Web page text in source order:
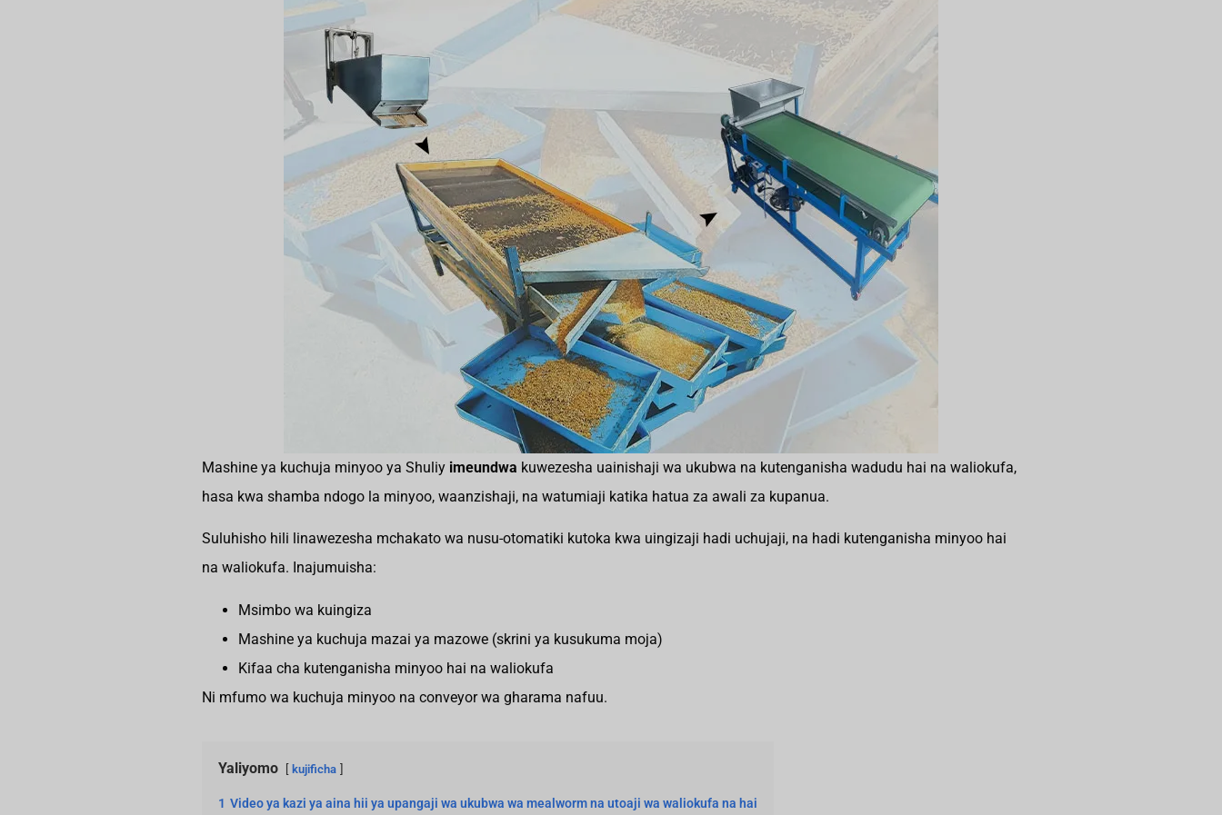
Mashine ya kuchuja minyoo ya Shuliy imeundwa kuwezesha uainishaji wa ukubwa na kutenganisha wadudu hai na waliokufa,
hasa kwa shamba ndogo la minyoo, waanzishaji, na watumiaji katika hatua za awali za kupanua.
Suluhisho hili linawezesha mchakato wa nusu-otomatiki kutoka kwa uingizaji hadi uchujaji, na hadi kutenganisha minyoo hai
na waliokufa. Inajumuisha:
Msimbo wa kuingiza
Mashine ya kuchuja mazai ya mazowe (skrini ya kusukuma moja)
Kifaa cha kutenganisha minyoo hai na waliokufa
Ni mfumo wa kuchuja minyoo na conveyor wa gharama nafuu.
Yaliyomo kujificha
1 Video ya kazi ya aina hii ya upangaji wa ukubwa wa mealworm na utoaji wa waliokufa na hai